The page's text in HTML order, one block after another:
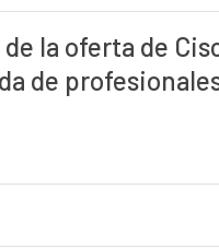
la oferta de
de